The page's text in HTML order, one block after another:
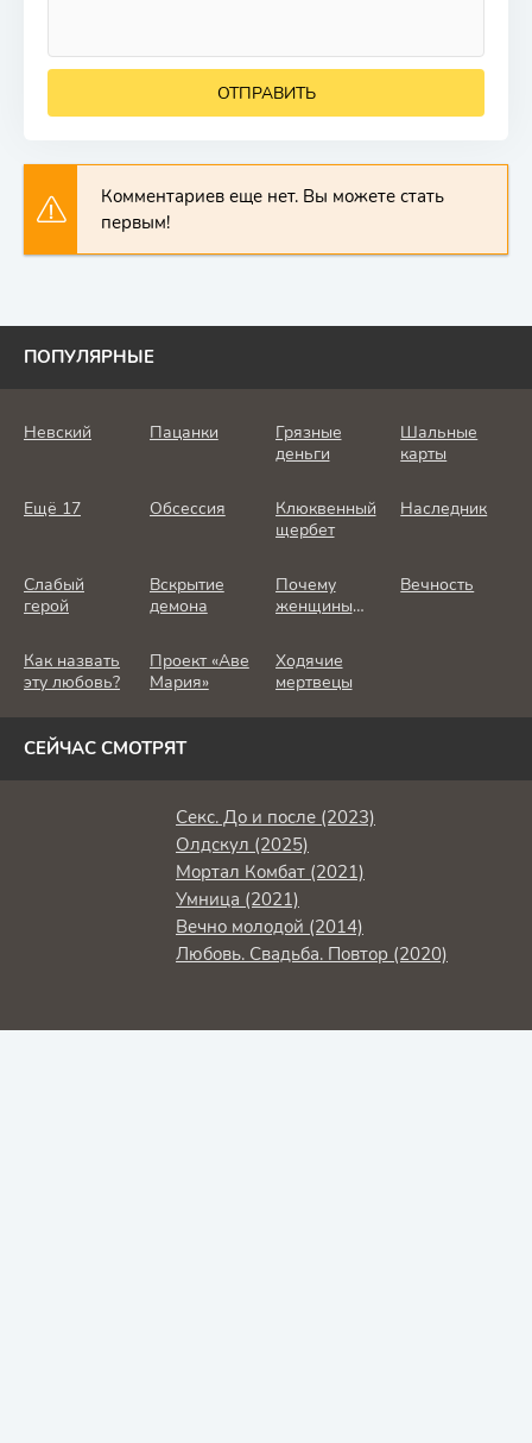
ОТПРАВИТЬ
Комментариев еще нет. Вы можете стать
первым!
ПОПУЛЯРНЫЕ
Невский Пацанки
Грязные
деньги
Шальные
карты
Ещё 17 Обсессия
Клюквенный
щербет
Наследник
Слабый
герой
Вскрытие
демона
Почему
женщины
Вечность
Как назвать
эту любовь?
Проект «Аве
Мария»
Ходячие
мертвецы
СЕЙЧАС СМОТРЯТ
Секс. До и после (2023)
Олдскул (2025)
Мортал Комбат (2021)
Умница (2021)
Вечно молодой (2014)
Любовь. Свадьба. Повтор (2020)